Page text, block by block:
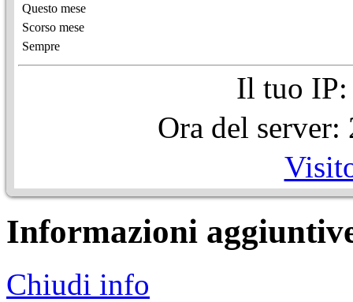
Questo mese
Scorso mese
Sempre
Il tuo IP:
Ora del
Informazioni
Chiudi info